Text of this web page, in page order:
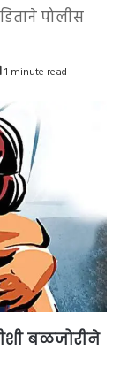
पोलीस
1 minute read
बळजोरीने